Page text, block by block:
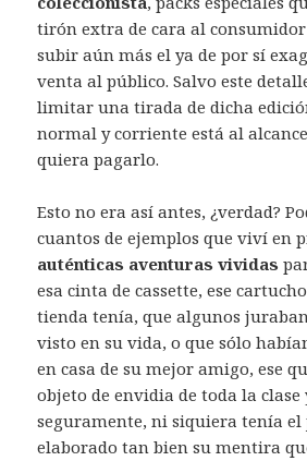
tirón extra de cara al
subir aún más el ya de por sí
venta al público. Salvo este
limitar una tirada de dicha
normal y corriente está al
quiera pagarlo.
Esto no era así antes, ¿verdad?
cuantos de ejemplos que viví en
auténticas aventuras vividas
esa cinta de cassette, ese
tienda tenía, que algunos
visto en su vida, o que sólo
en casa de su mejor amigo, ese
objeto de envidia de toda la clase
seguramente, ni siquiera tenía el
elaborado tan bien su mentira